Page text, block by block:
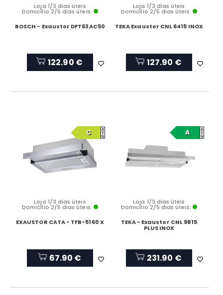
Loja 1/3 dias úteis
Domicílio 2/5 dias úteis:
BOSCH - Exaustor DFT63AC50
122.90 €
Loja 1/3 dias úteis
Domicílio 2/5 dias úteis:
TEKA Exaustor CNL 6415 INOX
127.90 €
C
Loja 1/3 dias úteis
Domicílio 2/5 dias úteis:
EXAUSTOR CATA - TFB-5160 X
67.90 €
A
Loja 1/3 dias úteis
Domicílio 2/5 dias úteis:
TEKA - Exaustor CNL 9815
PLUS INOX
231.90 €